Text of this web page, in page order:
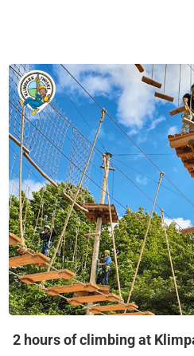
2 hours of climbing at